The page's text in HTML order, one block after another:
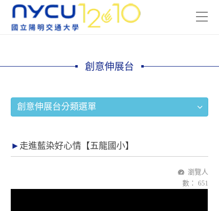
創意伸展台
創意伸展台分類選單
走進藍染好心情【五龍國小】
瀏覽人
數： 651